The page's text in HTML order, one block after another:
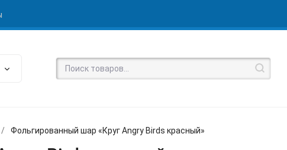
/ Фольгированный шар «Круг Angry Birds красный»